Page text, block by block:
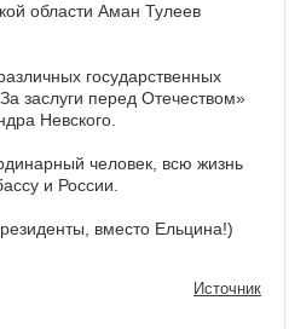
области Аман Тулеев
государственных
заслуги перед Отечеством»
Невского.
человек, всю жизнь
и России.
вместо Ельцина!)
Источник